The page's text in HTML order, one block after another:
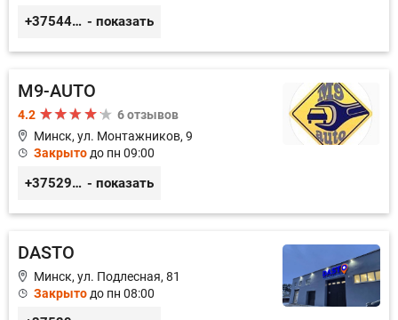
+375444649592 - показать
M9-AUTO
4.2
6 отзывов
Минск, ул. Монтажников, 9
Закрыто до пн 09:00
+375299395764 - показать
DASTO
Минск, ул. Подлесная, 81
Закрыто до пн 08:00